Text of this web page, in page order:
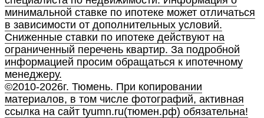
минимальной ставке по ипотеке может отличаться
в зависимости от дополнительных условий.
Сниженные ставки по ипотеке действуют на
ограниченный перечень квартир. За подробной
информацией просим обращаться к ипотечному
менеджеру.
©2010-2026г. Тюмень. При копировании
материалов, в том числе фотографий, активная
ссылка на сайт tyumn.ru(тюмен.рф) обязательна!